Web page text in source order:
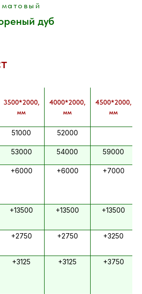
матовый
дуб
3500*2000,
мм
4000*2000,
мм
4500*2000,
мм
51000 52000
53000 54000 59000
+6000 +6000 +7000
+13500 +13500 +13500
+2750 +2750 +3250
+3125 +3125 +3750